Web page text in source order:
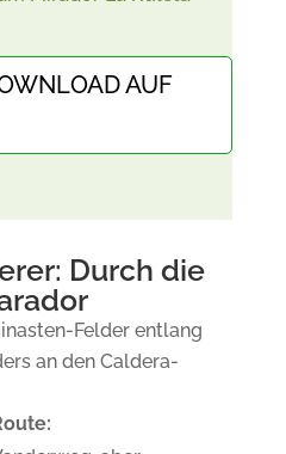
AUF
Durch die
Felder entlang
an den Caldera-